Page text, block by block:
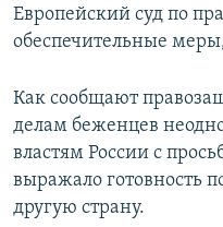
Европейский суд по
обеспечительные
Как сообщают
делам беженцев
властям России с
выражало готовность
другую страну.